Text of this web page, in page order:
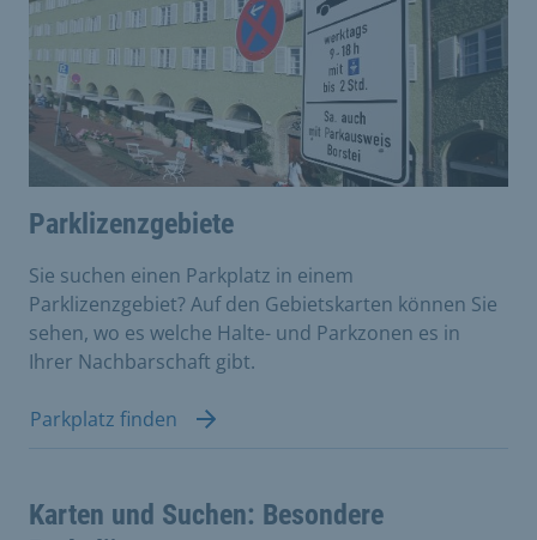
Parklizenzgebiete
Sie suchen einen Parkplatz in einem
Parklizenzgebiet? Auf den Gebietskarten können Sie
sehen, wo es welche Halte- und Parkzonen es in
Ihrer Nachbarschaft gibt.
Parkplatz finden
Karten und Suchen: Besondere